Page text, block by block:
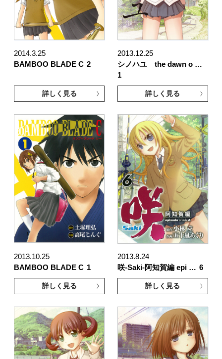
2014.3.25
BAMBOO BLADE C 2
詳しく見る
2013.12.25
シノハユ the dawn o …
1
詳しく見る
2013.10.25
BAMBOO BLADE C 1
詳しく見る
2013.8.24
咲-Saki-阿知賀編 epi … 6
詳しく見る